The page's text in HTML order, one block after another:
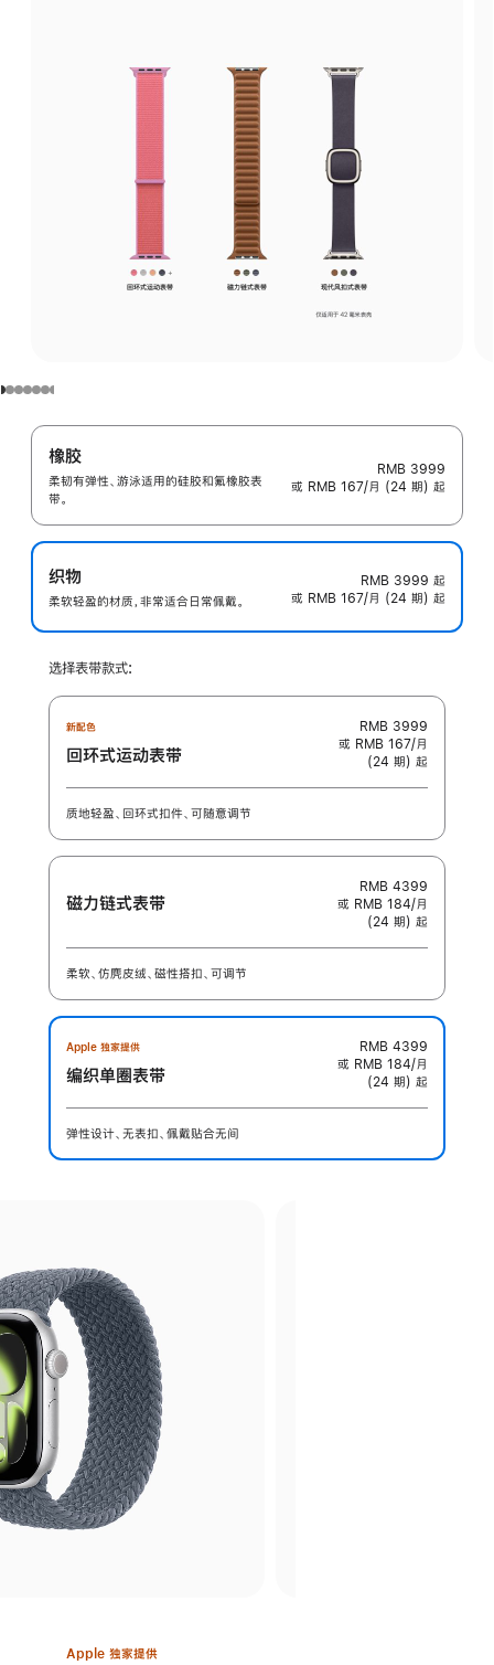
橡胶
柔韧有弹性、游泳适用的硅胶和氟橡胶表
带。
RMB 3999
或 RMB 167/月 (24 期) 起
织物
柔软轻盈的材质，非常适合日常佩戴。
RMB 3999 起
或 RMB 167/月 (24 期) 起
选择表带款式:
新配色
回环式运动表带
RMB 3999
或 RMB 167/月
(24 期) 起
质地轻盈、回环式扣件、可随意调节
磁力链式表带
RMB 4399
或 RMB 184/月
(24 期) 起
柔软、仿麂皮绒、磁性搭扣、可调节
Apple 独家提供
编织单圈表带
RMB 4399
或 RMB 184/月
(24 期) 起
弹性设计、无表扣、佩戴贴合无间
Apple 独家提供